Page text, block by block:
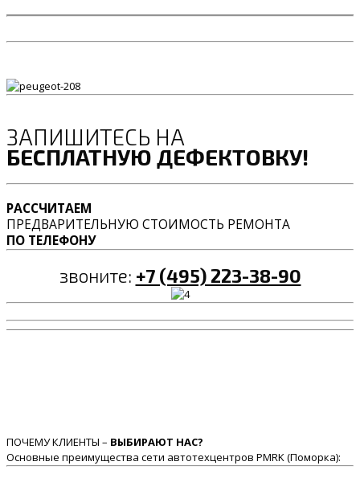
ЗАПИШИТЕСЬ НА
БЕСПЛАТНУЮ ДЕФЕКТОВКУ!
РАССЧИТАЕМ
ПРЕДВАРИТЕЛЬНУЮ СТОИМОСТЬ РЕМОНТА
ПО ТЕЛЕФОНУ
звоните: +7 (495) 223-38-90
ПОЧЕМУ КЛИЕНТЫ – ВЫБИРАЮТ НАС?
Основные преимущества сети автотехцентров PMRK (Поморка):